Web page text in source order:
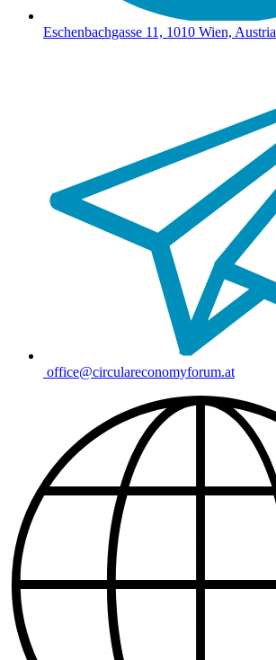
Eschenbachgasse 11, 1010 Wien, Austria
office@circulareconomyforum.at